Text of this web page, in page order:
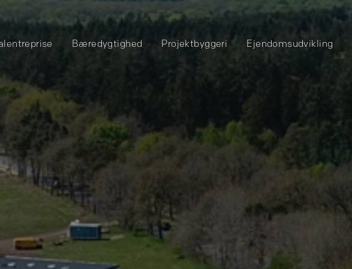
Bæredygtighed Projektbyggeri Ejendomsudvikling